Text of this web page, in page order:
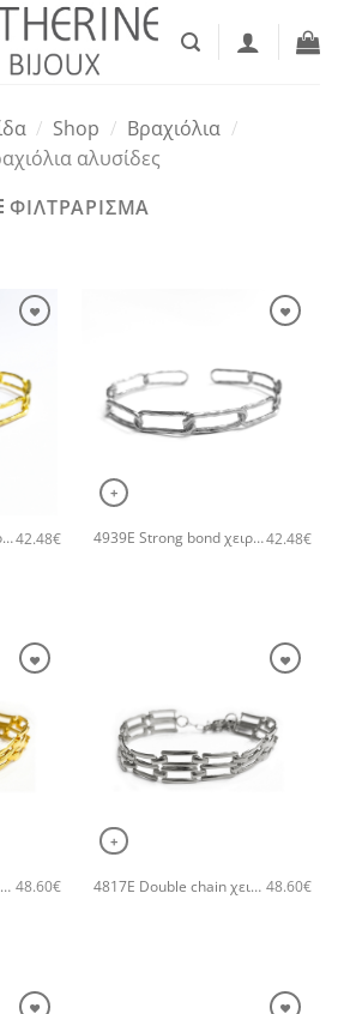
/ Shop / Βραχιόλια /
αλυσίδες
ΦΙΛΤΡΑΡΙΣΜΑ
4939E Strong bond χειροποίητο βραχιόλι Catherine bijoux Χρυσό42.48€
+
4939E Strong bond χειροποίητο βραχιόλι Catherine bijoux Ασημί42.48€
4817E Double chain χειροποίητο βραχιόλι Catherine bijoux Χρυσό 48.60€
+
4817E Double chain χειροποίητο βραχιόλι Catherine bijoux Ασημί 48.60€